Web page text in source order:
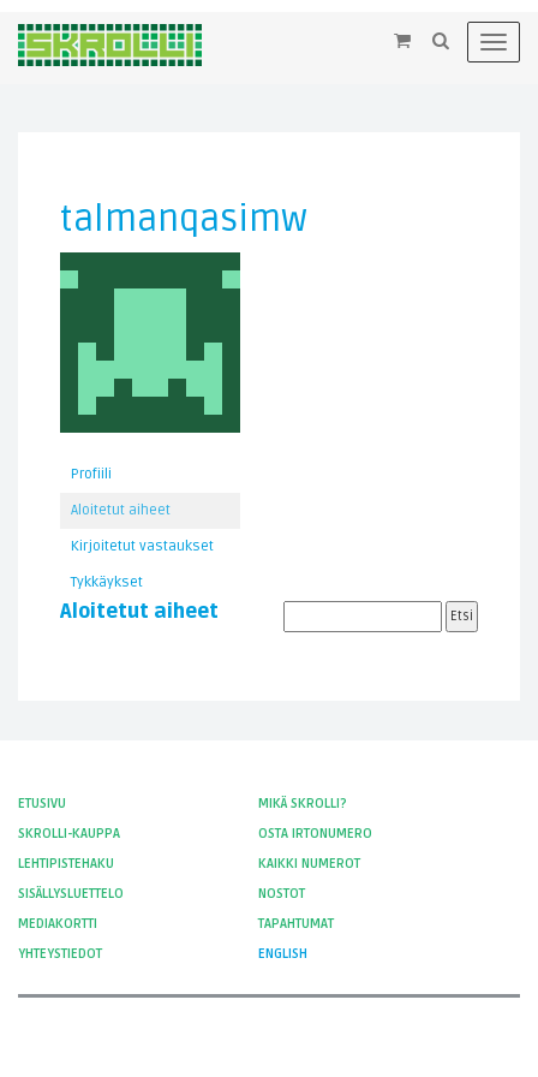
×
talmanqasimw
Profiili
Aloitetut aiheet
Kirjoitetut vastaukset
Tykkäykset
Aloitetut aiheet
ETUSIVU
MIKÄ SKROLLI?
SKROLLI-KAUPPA
OSTA IRTONUMERO
LEHTIPISTEHAKU
KAIKKI NUMEROT
SISÄLLYSLUETTELO
NOSTOT
MEDIAKORTTI
TAPAHTUMAT
YHTEYSTIEDOT
ENGLISH